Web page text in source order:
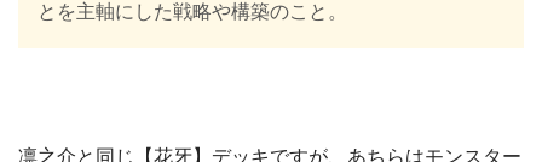
とを主軸にした戦略や構築のこと。
凛之介と同じ【花牙】デッキですが、あちらはモンスター